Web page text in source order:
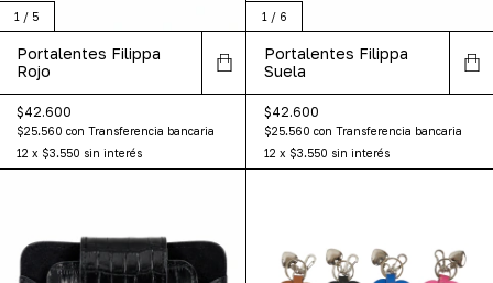
1 / 5
Portalentes Filippa
Rojo
$42.600
$25.560 con Transferencia bancaria
12 x $3.550 sin interés
1 / 6
Portalentes Filippa
Suela
$42.600
$25.560 con Transferencia bancaria
12 x $3.550 sin interés